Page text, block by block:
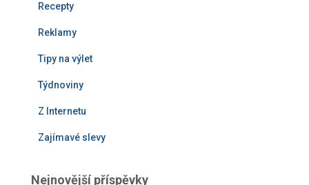
Recepty
Reklamy
Tipy na výlet
Týdnoviny
Z Internetu
Zajímavé slevy
Nejnovější příspěvky